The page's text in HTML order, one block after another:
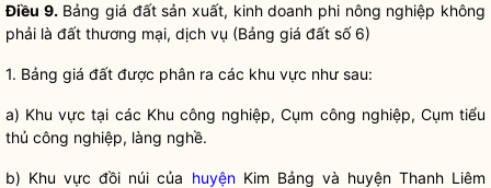
Điều 9.Bảnggiá đấtsản xuất, kinh doanh phi nông nghiệp không
phải là đất thương mại, dịch vụ (Bảng giá đất số 6)
1. Bảng giá đất được phân ra các khu vực như sau:
a) Khu vực tại các Khu công nghiệp, Cụm công nghiệp, Cụm tiểu
thủ công nghiệp, làng nghề.
b) Khu vực đồi núi của huyệnKim Bảng và huyệnThanh Liêm